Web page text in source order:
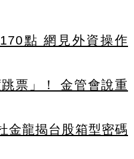
點 網見外資操作
票」！ 金管會說重
金龍揭台股箱型密碼